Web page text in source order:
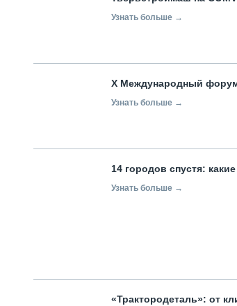
Узнать больше →
X Международный
Узнать больше →
14 городов спустя:
Узнать больше →
«Трактородеталь»: от